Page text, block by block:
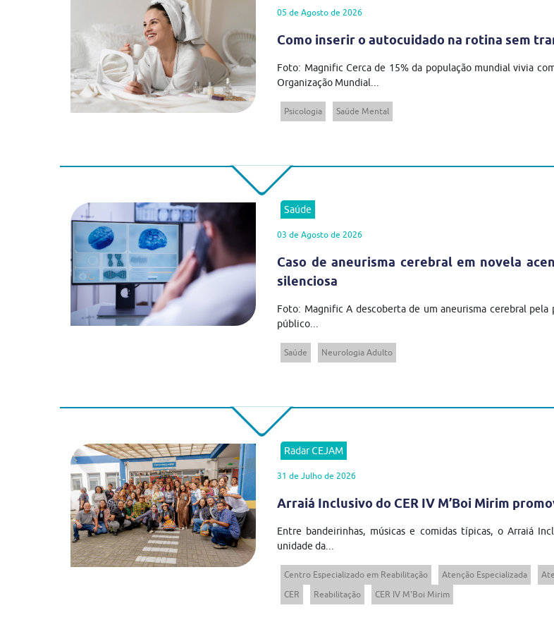
05 de Agosto de 2026
Como inserir o autocuidado na rotina sem
Foto: Magnific Cerca de 15% da população mundial vivia
Organização Mundial...
Psicologia Saúde Mental
Saúde
03 de Agosto de 2026
Caso de aneurisma cerebral em novela
silenciosa
Foto: Magnific A descoberta de um aneurisma cerebral pela
público...
Saúde Neurologia Adulto
Radar CEJAM
31 de Julho de 2026
Arraiá Inclusivo do CER IV M’Boi Mirim
Entre bandeirinhas, músicas e comidas típicas, o Arraiá
unidade da...
Centro Especializado em Reabilitação Atenção Especializada
CER
Reabilitação CER IV M'Boi Mirim